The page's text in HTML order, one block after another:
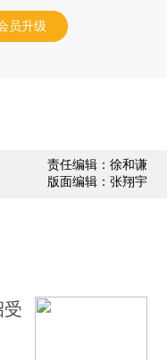
员升级
责任编辑：徐和谦
版面编辑：张翔宇